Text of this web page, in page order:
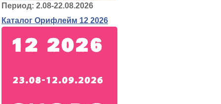
Период: 2.08-22.08.2026
Каталог Орифлейм 12 2026